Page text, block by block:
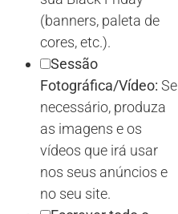
(banners, paleta de
cores, etc.).
Sessão
Fotográfica/Vídeo: Se
necessário, produza
as imagens e os
vídeos que irá usar
nos seus anúncios e
no seu site.